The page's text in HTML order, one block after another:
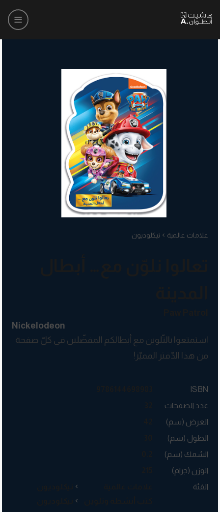
علامات عالمية نيكلوديون
Nickelodeon
استمتعوا بالتّلوين مع أبطالكم المفضّلين في كلّ صفحة
من هذا الدّفتر المميّز!
ISBN
عدد الصفحات
العرض (سم)
الطول (سم)
السُمك (سم)
الوزن (جرام)
الفئة